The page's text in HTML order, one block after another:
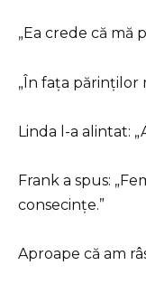
„Ea crede că mă
„În fața părinților
Linda l-a alintat:
Frank a spus:
consecințe.”
Aproape că am